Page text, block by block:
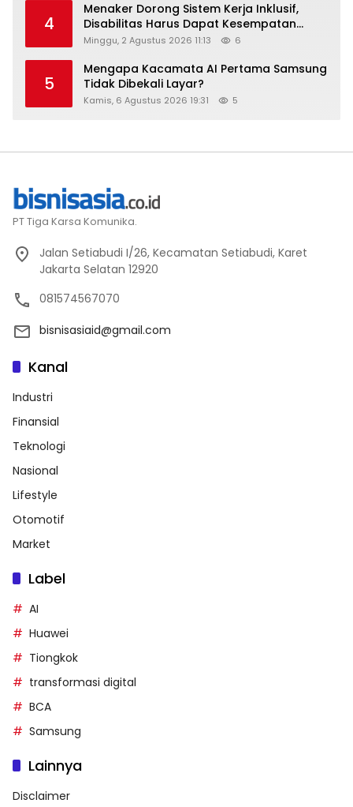
4
Menaker Dorong Sistem Kerja Inklusif,
Disabilitas Harus Dapat Kesempatan
Setara
Minggu, 2 Agustus 2026 11:13 6
5
Mengapa Kacamata AI Pertama Samsung
Tidak Dibekali Layar?
Kamis, 6 Agustus 2026 19:31 5
PT Tiga Karsa Komunika.
Jalan Setiabudi I/26, Kecamatan Setiabudi, Karet
Jakarta Selatan 12920
081574567070
bisnisasiaid@gmail.com
Kanal
Industri
Finansial
Teknologi
Nasional
Lifestyle
Otomotif
Market
Label
AI
Huawei
Tiongkok
transformasi digital
BCA
Samsung
Lainnya
Disclaimer